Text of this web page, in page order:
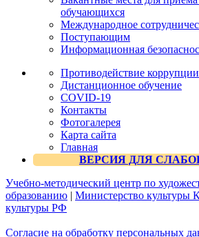
обучающихся
Международное
Поступающим
Информационная
Противодействие коррупции
Дистанционное обучение
COVID-19
Контакты
Фотогалерея
Карта сайта
Главная
ВЕРСИЯ ДЛЯ
Учебно-методический центр по
образованию | Министерство культуры
культуры РФ
Согласие на обработку персональных